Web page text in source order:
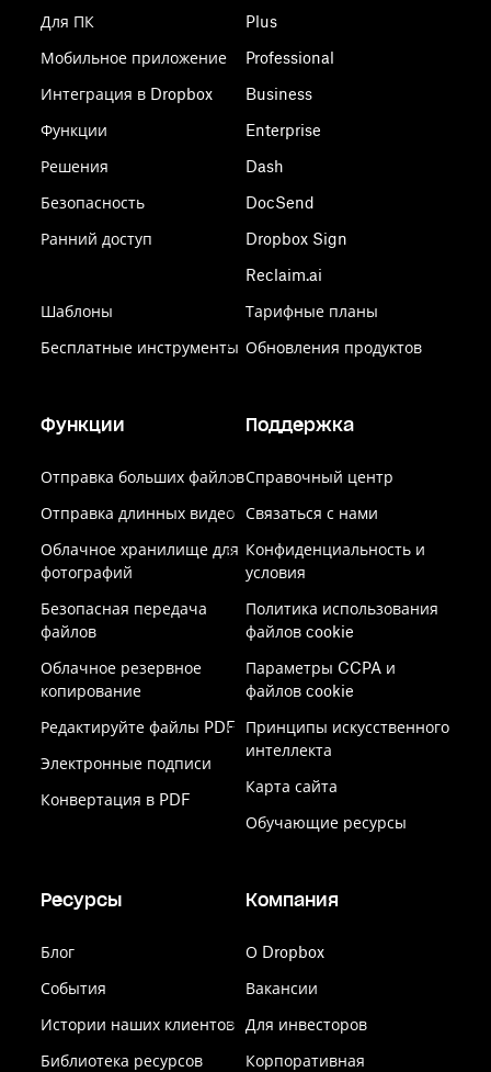
Для ПК
Мобильное приложение
Интеграция в Dropbox
Функции
Решения
Безопасность
Ранний доступ
Шаблоны
Бесплатные инструменты
Plus
Professional
Business
Enterprise
Dash
DocSend
Dropbox Sign
Reclaim.ai
Тарифные планы
Обновления продуктов
Функции
Отправка больших файлов
Отправка длинных видео
Облачное хранилище для
фотографий
Безопасная передача
файлов
Облачное резервное
копирование
Редактируйте файлы PDF
Электронные подписи
Конвертация в PDF
Поддержка
Справочный центр
Связаться с нами
Конфиденциальность и
условия
Политика использования
файлов cookie
Параметры CCPA и
файлов cookie
Принципы искусственного
интеллекта
Карта сайта
Обучающие ресурсы
Ресурсы
Блог
События
Истории наших клиентов
Библиотека ресурсов
Компания
О Dropbox
Вакансии
Для инвесторов
Корпоративная